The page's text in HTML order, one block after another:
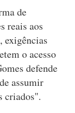
de
reais aos
exigências
o acesso
defende
assumir
criados".